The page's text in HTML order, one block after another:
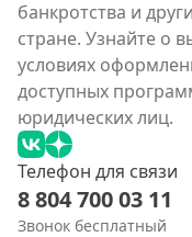
банкротства и
стране. Узнайте о
условиях
доступных
юридических лиц.
Телефон для связи
8 804 700 03 11
Звонок бесплатный